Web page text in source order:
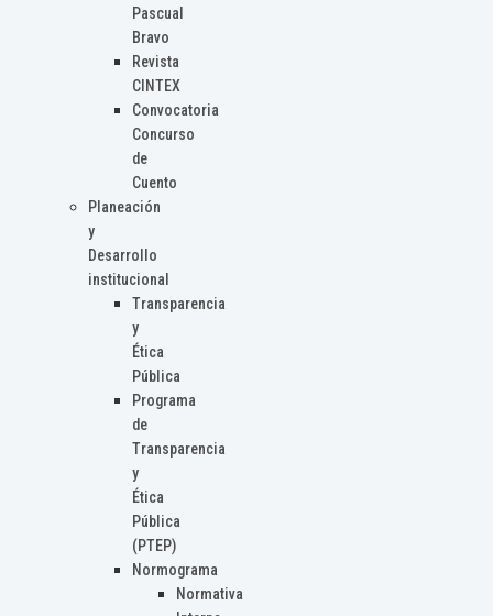
Pascual
Bravo
Revista
CINTEX
Convocatoria
Concurso
de
Cuento
Planeación
y
Desarrollo
institucional
Transparencia
y
Ética
Pública
Programa
de
Transparencia
y
Ética
Pública
(PTEP)
Normograma
Normativa